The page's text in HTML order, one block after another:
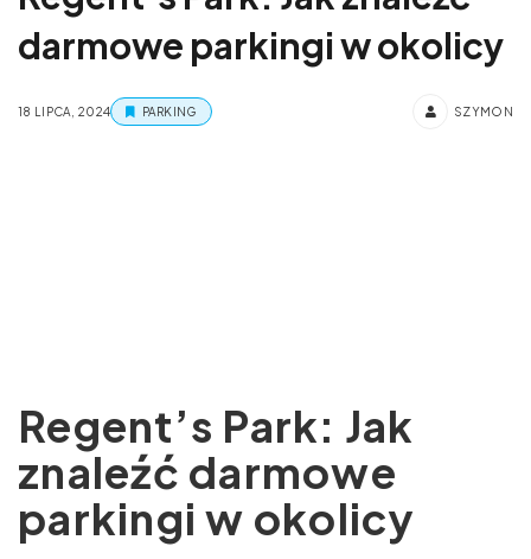
darmowe parkingi w okolicy
18 LIPCA, 2024 PARKING SZYMON
Regent’s Park: Jak
znaleźć darmowe
parkingi w okolicy